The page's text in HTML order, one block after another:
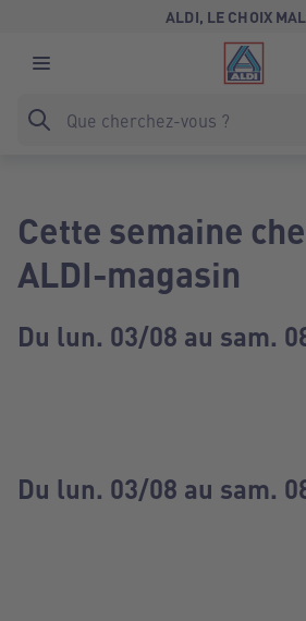
ALDI, LE CHOIX
Cette semaine
ALDI-magasin
Du lun. 03/08 au sam.
Du lun. 03/08 au sam.